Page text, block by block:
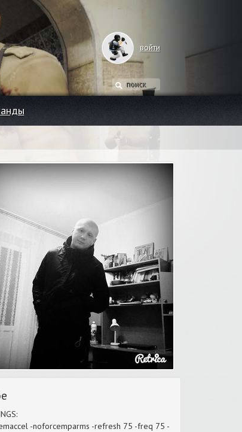
войти
-noforcemparms -refresh 75 -freq 75 -